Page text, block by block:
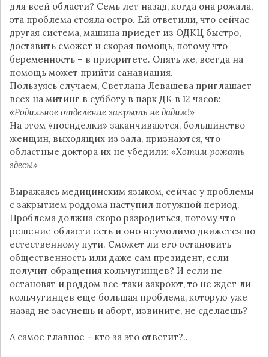
для всей области? Семь лет назад, когда она рожала,
эта проблема стояла остро. Ей ответили, что сейчас
другая система, машина приедет из ОДКЦ быстро,
доставить сможет и скорая помощь, потому что
беременность – в приоритете. Опять же, всегда на
помощь может прийти санавиация.
Пользуясь случаем, Светлана Левашева приглашает
всех на митинг в субботу в парк ДК в 12 часов:
«Родильное отделение закрыть не дадим!»
На этом «посиделки» заканчиваются, большинство
женщин, выходящих из зала, признаются, что
областные доктора их не убедили: «Хотим рожать
здесь!»
Выражаясь медицинским языком, сейчас у проблемы
с закрытием роддома наступил потужной период.
Проблема должна скоро разродиться, потому что
решение области есть и оно неумолимо движется по
естественному пути. Сможет ли его остановить
общественность или даже сам президент, если
получит обращения кольчугинцев? И если не
остановят и роддом все-таки закроют, то не ждет ли
кольчугинцев еще большая проблема, которую уже
назад не засунешь и аборт, извините, не сделаешь?
А самое главное – кто за это ответит?..